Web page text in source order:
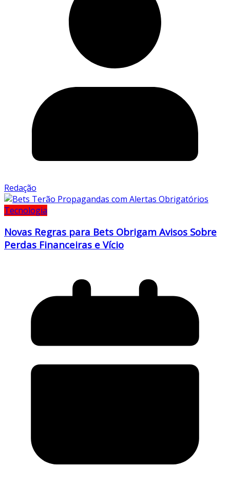
Redação
Tecnologia
Novas Regras para Bets Obrigam Avisos Sobre
Perdas Financeiras e Vício